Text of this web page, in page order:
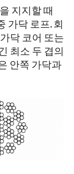
지지할 때
가닥 로프. 회
닥 코어 또는
최소 두 겹의
안쪽 가닥과